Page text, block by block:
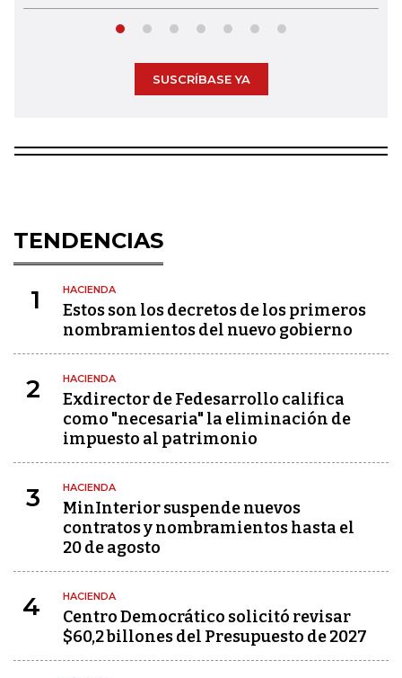
SUSCRÍBASE YA
TENDENCIAS
1 HACIENDA
Estos son los decretos de los primeros
nombramientos del nuevo gobierno
2 HACIENDA
Exdirector de Fedesarrollo califica
como "necesaria" la eliminación de
impuesto al patrimonio
3 HACIENDA
MinInterior suspende nuevos
contratos y nombramientos hasta el
20 de agosto
4 HACIENDA
Centro Democrático solicitó revisar
$60,2 billones del Presupuesto de 2027